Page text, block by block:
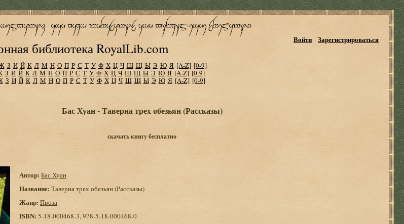
библиотека RoyalLib.com
Войти Зарегистрироваться
З И Й К Л М Н О П Р С Т У Ф Х Ц Ч Ш Щ Ы Э Ю Я [A-Z] [0-9]
З И Й К Л М Н О П Р С Т У Ф Х Ц Ч Ш Щ Ы Э Ю Я [A-Z] [0-9]
З И Й К Л М Н О П Р С Т У Ф Х Ц Ч Ш Щ Ы Э Ю Я [A-Z] [0-9]
Бас Хуан - Таверна трех обезьян (Рассказы)
скачать книгу бесплатно
Автор: Бас Хуан
Название: Таверна трех обезьян (Рассказы)
Жанр: Проза
ISBN: 5-18-000468-3, 978-5-18-000468-0